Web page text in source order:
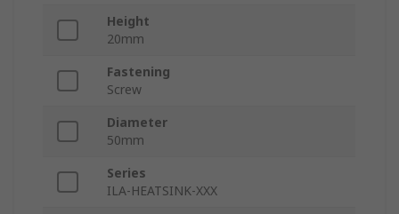
Height
20mm
Fastening
Screw
Diameter
50mm
Series
ILA-HEATSINK-XXX